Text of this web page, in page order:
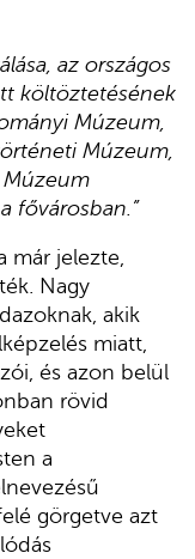
az országos
költöztetésének
Múzeum,
Múzeum,
Múzeum
fővárosban.”
már jelezte,
Nagy
akik
miatt,
és azon belül
rövid
a
görgetve azt